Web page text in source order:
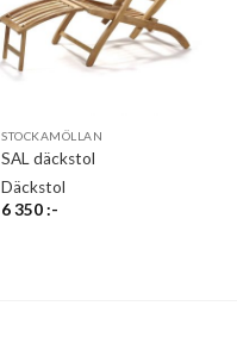
STOCKAMÖLLAN
SAL däckstol
Däckstol
6 350:-